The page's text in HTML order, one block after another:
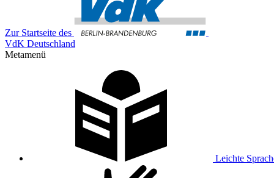
Zur Startseite des
VdK Deutschland
Metamenü
Leichte